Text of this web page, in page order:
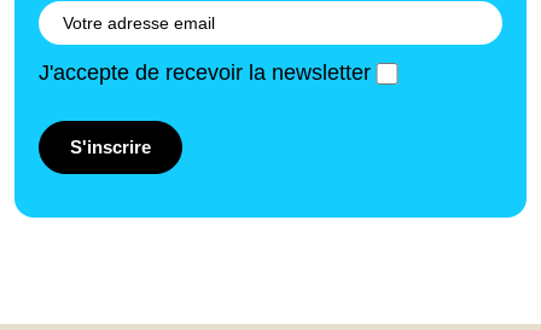
J'accepte de recevoir la newsletter
S'inscrire